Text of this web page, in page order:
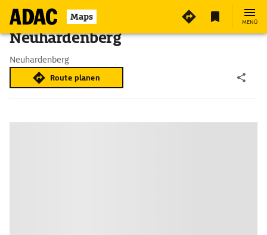
Maps MENÜ
Neuhardenberg
Neuhardenberg
Route planen